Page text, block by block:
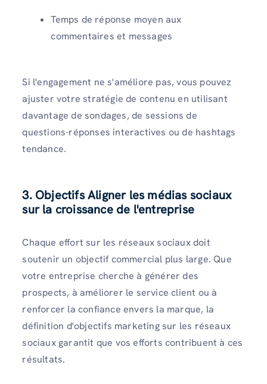
Temps de réponse moyen aux
commentaires et messages
Si l'engagement ne s'améliore pas, vous pouvez
ajuster votre stratégie de contenu en utilisant
davantage de sondages, de sessions de
questions-réponses interactives ou de hashtags
tendance.
3. Objectifs Aligner les médias sociaux
sur la croissance de l'entreprise
Chaque effort sur les réseaux sociaux doit
soutenir un objectif commercial plus large. Que
votre entreprise cherche à générer des
prospects, à améliorer le service client ou à
renforcer la confiance envers la marque, la
définition d'objectifs marketing sur les réseaux
sociaux garantit que vos efforts contribuent à ces
résultats.